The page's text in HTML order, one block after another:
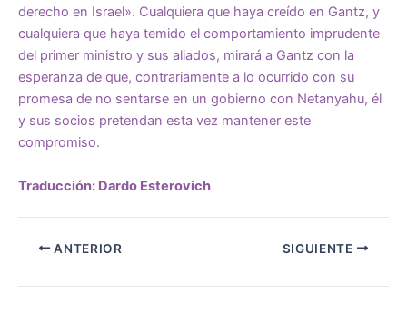
derecho en Israel». Cualquiera que haya creído en Gantz, y
cualquiera que haya temido el comportamiento imprudente
del primer ministro y sus aliados, mirará a Gantz con la
esperanza de que, contrariamente a lo ocurrido con su
promesa de no sentarse en un gobierno con Netanyahu, él
y sus socios pretendan esta vez mantener este
compromiso.
Traducción: Dardo Esterovich
ANTERIOR SIGUIENTE